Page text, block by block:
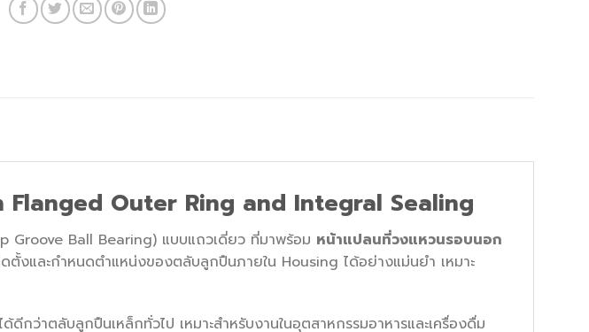
Outer Ring and Integral Sealing
Groove Ball Bearing) แบบแถวเดี่ยว ที่มาพร้อม หน้าแปลนที่วงแหวนรอบนอก
ตั้งและกำหนดตำแหน่งของตลับลูกปืนภายใน Housing ได้อย่างแม่นยำ เหมาะ
ว่าตลับลูกปืนเหล็กทั่วไป เหมาะสำหรับงานในอุตสาหกรรมอาหารและเครื่องดื่ม